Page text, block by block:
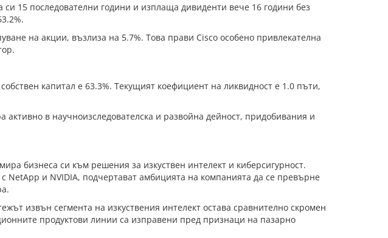
15 последователни години и изплаща дивиденти вече 16 години без
на акции, възлиза на 5.7%. Това прави Cisco особено привлекателна
капитал е 63.3%. Текущият коефициент на ликвидност е 1.0 пъти,
в научноизследователска и развойна дейност, придобивания и
бизнеса си към решения за изкуствен интелект и киберсигурност.
NetApp и NVIDIA, подчертават амбицията на компанията да се превърне
извън сегмента на изкуствения интелект остава сравнително скромен
продуктови линии са изправени пред признаци на пазарно